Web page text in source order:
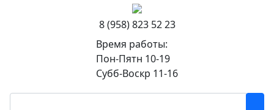
8 (958) 823 52 23
Время работы:
Пон-Пятн 10-19
Субб-Воскр 11-16